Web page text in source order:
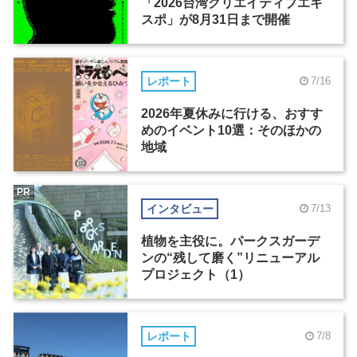
スポ」が8月31日まで開催
レポート 7/16
2026年夏休みに行ける、おすす
めのイベント10選：そのほかの
地域
インタビュー 7/13
植物を主役に。パークスガーデ
ンの“残して磨く”リニューアル
プロジェクト（1）
PR
レポート 7/8